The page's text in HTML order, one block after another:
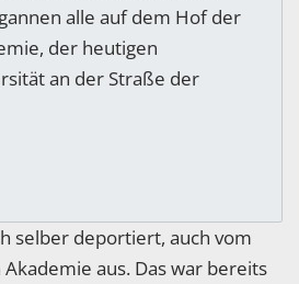
alle auf dem Hof der
der heutigen
an der Straße der
selber deportiert, auch vom
aus. Das war bereits